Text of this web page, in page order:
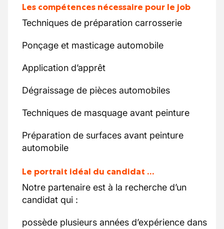
Les compétences nécessaire pour le job
Techniques de préparation carrosserie
Ponçage et masticage automobile
Application d’apprêt
Dégraissage de pièces automobiles
Techniques de masquage avant peinture
Préparation de surfaces avant peinture
automobile
Le portrait idéal du candidat …
Notre partenaire est à la recherche d’un
candidat qui :
possède plusieurs années d’expérience dans